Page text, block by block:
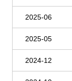
2025-06
2025-05
2024-12